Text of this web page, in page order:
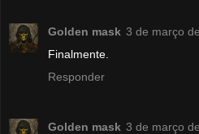
Golden mask 3 de março
Finalmente.
Responder
Golden mask 3 de março